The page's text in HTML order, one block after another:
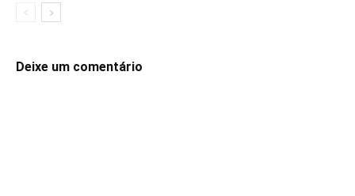
Deixe um comentário